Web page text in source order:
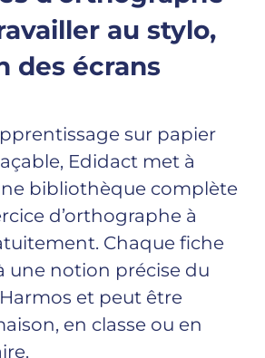
au stylo,
des écrans
sur papier
Edidact met à
bibliothèque complète
d’orthographe à
Chaque fiche
une notion précise du
et peut être
en classe ou en